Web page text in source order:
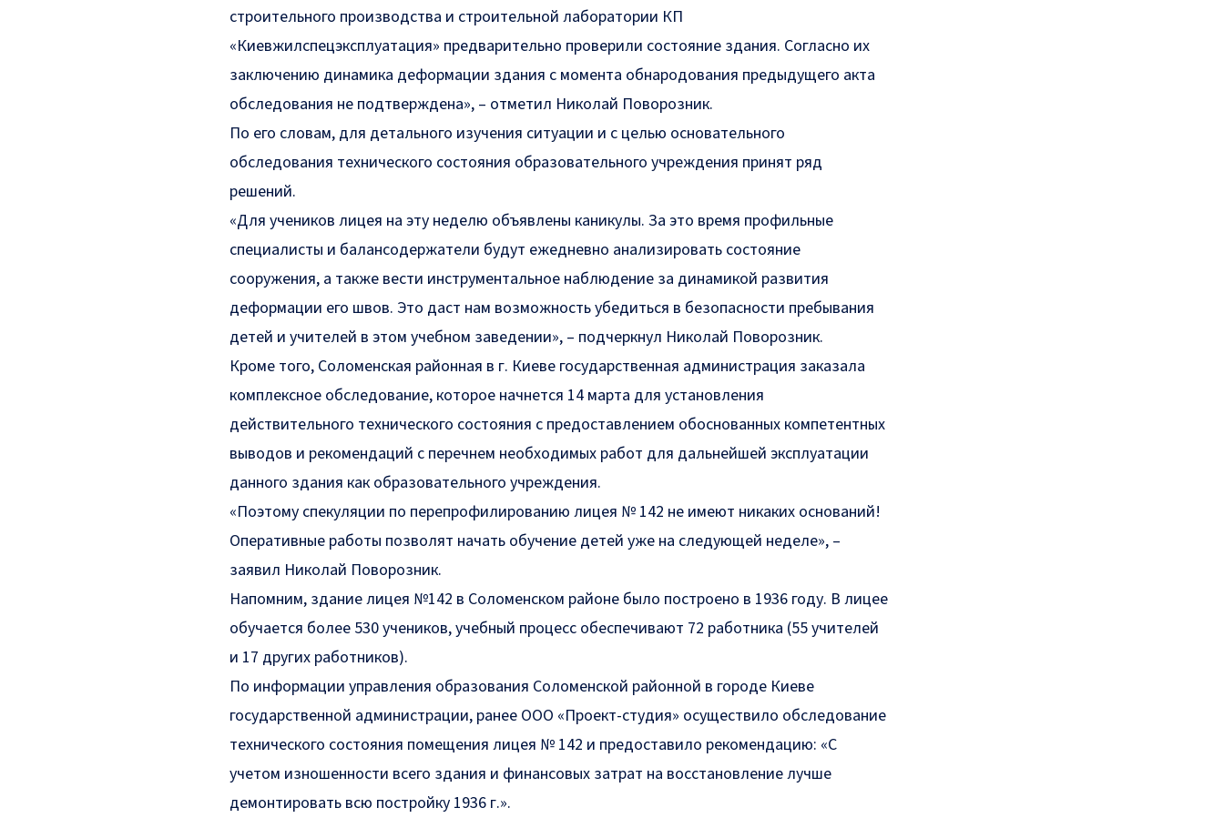
строительного производства и строительной лаборатории КП
«Киевжилспецэксплуатация» предварительно проверили состояние здания. Согласно их
заключению динамика деформации здания с момента обнародования предыдущего акта
обследования не подтверждена», – отметил Николай Поворозник.
По его словам, для детального изучения ситуации и с целью основательного
обследования технического состояния образовательного учреждения принят ряд
решений.
«Для учеников лицея на эту неделю объявлены каникулы. За это время профильные
специалисты и балансодержатели будут ежедневно анализировать состояние
сооружения, а также вести инструментальное наблюдение за динамикой развития
деформации его швов. Это даст нам возможность убедиться в безопасности пребывания
детей и учителей в этом учебном заведении», – подчеркнул Николай Поворозник.
Кроме того, Соломенская районная в г. Киеве государственная администрация заказала
комплексное обследование, которое начнется 14 марта для установления
действительного технического состояния с предоставлением обоснованных компетентных
выводов и рекомендаций с перечнем необходимых работ для дальнейшей эксплуатации
данного здания как образовательного учреждения.
«Поэтому спекуляции по перепрофилированию лицея № 142 не имеют никаких оснований!
Оперативные работы позволят начать обучение детей уже на следующей неделе», –
заявил Николай Поворозник.
Напомним, здание лицея №142 в Соломенском районе было построено в 1936 году. В лицее
обучается более 530 учеников, учебный процесс обеспечивают 72 работника (55 учителей
и 17 других работников).
По информации управления образования Соломенской районной в городе Киеве
государственной администрации, ранее ООО «Проект-студия» осуществило обследование
технического состояния помещения лицея № 142 и предоставило рекомендацию: «С
учетом изношенности всего здания и финансовых затрат на восстановление лучше
демонтировать всю постройку 1936 г.».